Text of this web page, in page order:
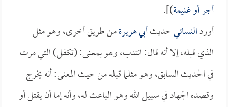
أجر أو غنيمة)].
أوردالنسائيحديثأبي هريرةمن طريق أخرى، وهو مثل
الذي قبله، إلا أنه قال: انتدب، وهو بمعنى: (تكفل) التي مرت
في الحديث السابق، وهو مثلما قبله من حيث المعنى: أنه يخرج
وقصده الجهاد في سبيل الله وهو الباعث له، وأنه إما أن يقتل أو